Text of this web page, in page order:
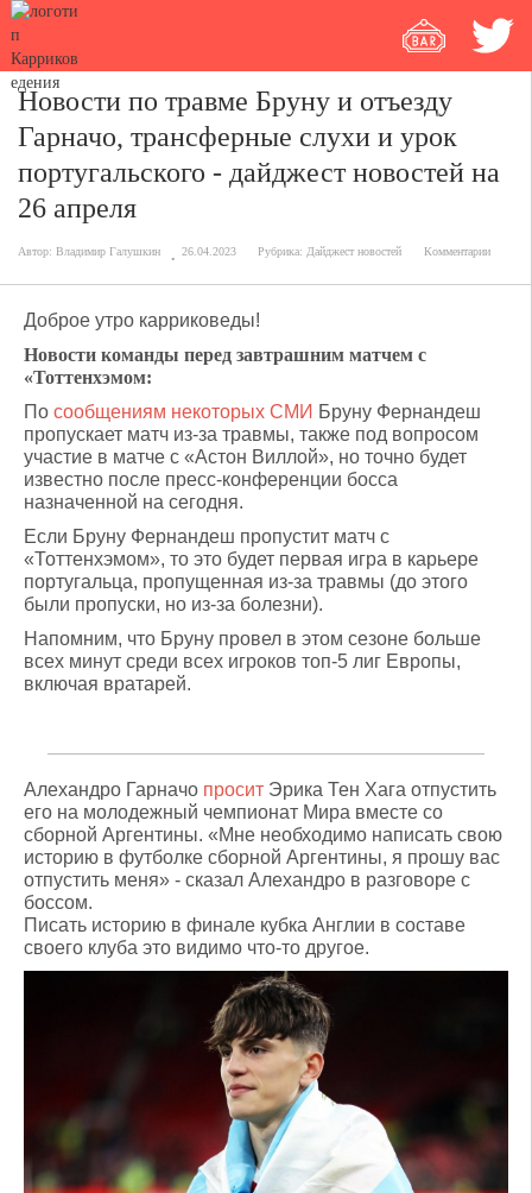
Новости по травме Бруну и отъезду
Гарначо, трансферные слухи и урок
португальского - дайджест новостей на
26 апреля
Автор: Владимир Галушкин 26.04.2023 Рубрика: Дайджест новостей Комментарии
Доброе утро карриковеды!
Новости команды перед завтрашним матчем с
«Тоттенхэмом:
По сообщениям некоторых СМИ Бруну Фернандеш
пропускает матч из-за травмы, также под вопросом
участие в матче с «Астон Виллой», но точно будет
известно после пресс-конференции босса
назначенной на сегодня.
Если Бруну Фернандеш пропустит матч с
«Тоттенхэмом», то это будет первая игра в карьере
португальца, пропущенная из-за травмы (до этого
были пропуски, но из-за болезни).
Напомним, что Бруну провел в этом сезоне больше
всех минут среди всех игроков топ-5 лиг Европы,
включая вратарей.
Алехандро Гарначо просит Эрика Тен Хага отпустить
его на молодежный чемпионат Мира вместе со
сборной Аргентины. «Мне необходимо написать свою
историю в футболке сборной Аргентины, я прошу вас
отпустить меня» - сказал Алехандро в разговоре с
боссом.
Писать историю в финале кубка Англии в составе
своего клуба это видимо что-то другое.